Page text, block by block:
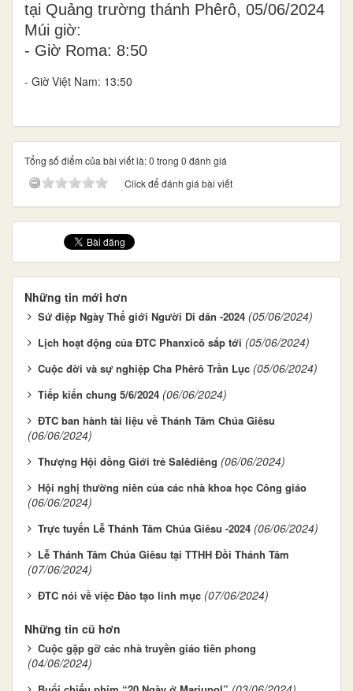
tại Quảng trường thánh Phêrô, 05/06/2024
Múi giờ:
- Giờ Roma: 8:50
- Giờ Việt Nam: 13:50
Tổng số điểm của bài viết là: 0 trong 0 đánh giá
Click để đánh giá bài viết
Những tin mới hơn
Sứ điệp Ngày Thế giới Người Di dân -2024 (05/06/2024)
Lịch hoạt động của ĐTC Phanxicô sắp tới (05/06/2024)
Cuộc đời và sự nghiệp Cha Phêrô Trần Lục (05/06/2024)
Tiếp kiến chung 5/6/2024 (06/06/2024)
ĐTC ban hành tài liệu về Thánh Tâm Chúa Giêsu
(06/06/2024)
Thượng Hội đồng Giới trẻ Salêdiêng (06/06/2024)
Hội nghị thường niên của các nhà khoa học Công giáo
(06/06/2024)
Trực tuyến Lễ Thánh Tâm Chúa Giêsu -2024 (06/06/2024)
Lễ Thánh Tâm Chúa Giêsu tại TTHH Đồi Thánh Tâm
(07/06/2024)
ĐTC nói về việc Đào tạo linh mục (07/06/2024)
Những tin cũ hơn
Cuộc gặp gỡ các nhà truyền giáo tiên phong
(04/06/2024)